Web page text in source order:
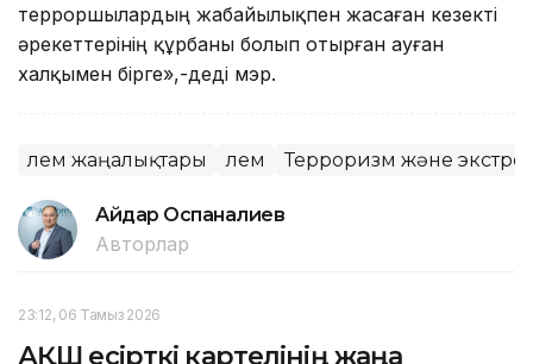
терроршылардың жабайылықпен жасаған кезекті
әрекеттерінің құрбаны болып отырған ауған
халқымен бірге»,-деді мэр.
Әлем жаңалықтары Әлем Терроризм және
Айдар Оспаналиев
Авторлар
23:12, 06 Тамыз 2026
АҚШ есірткі картелінің жаңа